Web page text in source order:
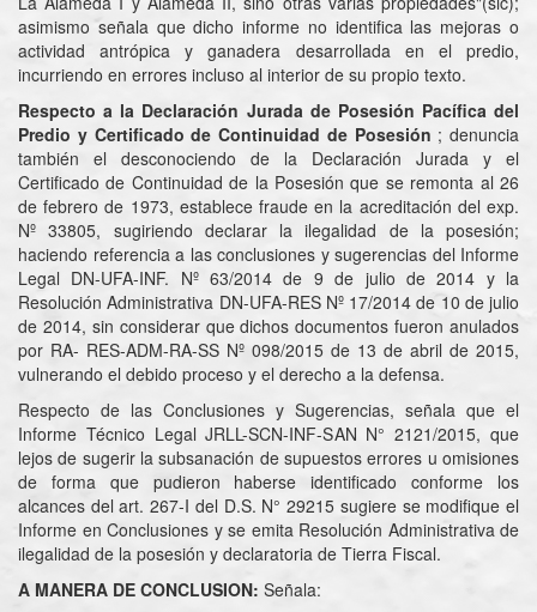
asimismo señala que dicho informe no identifica las mejoras o
actividad antrópica y ganadera desarrollada en el predio,
incurriendo en errores incluso al interior de su propio texto.
Respecto a la Declaración Jurada de Posesión Pacífica del
Predio y Certificado de Continuidad de Posesión ; denuncia
también el desconociendo de la Declaración Jurada y el
Certificado de Continuidad de la Posesión que se remonta al 26
de febrero de 1973, establece fraude en la acreditación del exp.
Nº 33805, sugiriendo declarar la ilegalidad de la posesión;
haciendo referencia a las conclusiones y sugerencias del Informe
Legal DN-UFA-INF. Nº 63/2014 de 9 de julio de 2014 y la
Resolución Administrativa DN-UFA-RES Nº 17/2014 de 10 de julio
de 2014, sin considerar que dichos documentos fueron anulados
por RA- RES-ADM-RA-SS Nº 098/2015 de 13 de abril de 2015,
vulnerando el debido proceso y el derecho a la defensa.
Respecto de las Conclusiones y Sugerencias, señala que el
Informe Técnico Legal JRLL-SCN-INF-SAN N° 2121/2015, que
lejos de sugerir la subsanación de supuestos errores u omisiones
de forma que pudieron haberse identificado conforme los
alcances del art. 267-I del D.S. N° 29215 sugiere se modifique el
Informe en Conclusiones y se emita Resolución Administrativa de
ilegalidad de la posesión y declaratoria de Tierra Fiscal.
A MANERA DE CONCLUSION: Señala: